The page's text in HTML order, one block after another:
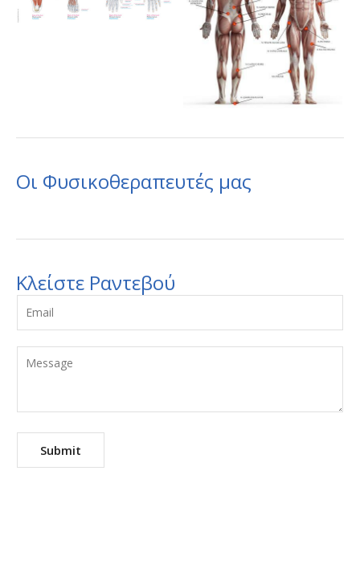
Οι Φυσικοθεραπευτές μας
Κλείστε Ραντεβού